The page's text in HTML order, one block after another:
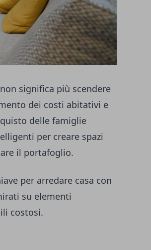
non significa più scendere
dei costi abitativi e
delle famiglie
per creare spazi
il portafoglio.
per arredare casa con
su elementi
costosi.